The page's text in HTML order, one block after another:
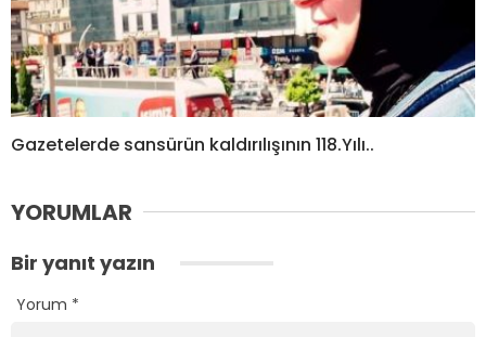
Gazetelerde sansürün kaldırılışının 118.Yılı..
YORUMLAR
Bir yanıt yazın
Yorum *